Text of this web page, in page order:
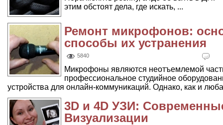
этим обстоят дела, где искать, ...
Ремонт микрофонов:
способы их устранения
5840
Микрофоны являются неотъемлемой
профессиональное студийное
устройства для онлайн-коммуникаций. Однако, как и
3D и 4D УЗИ:
Визуализации